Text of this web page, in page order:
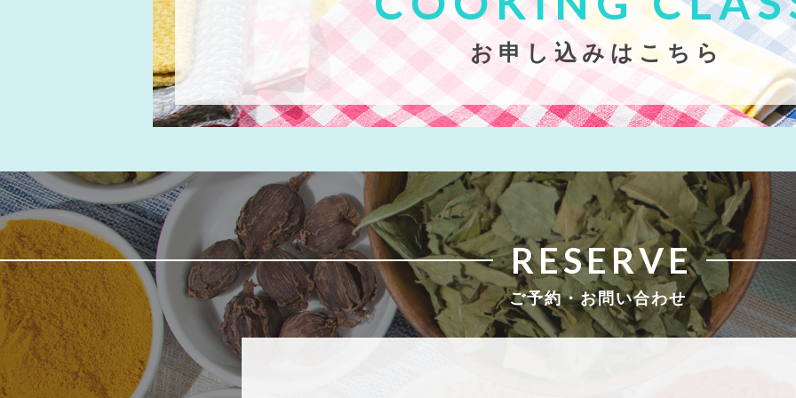
お申し込みはこちら
RESERVE
ご予約・お問い合わせ